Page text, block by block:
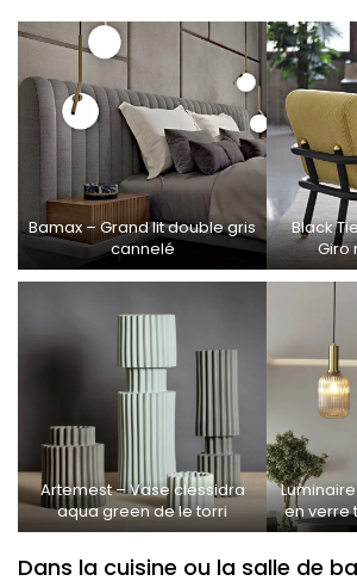
Bamax – Grand lit double gris
cannelé
Black
Giro
Artemest – Vase clessidra
aqua green de le torri
en verre
Dans la cuisine ou la salle de